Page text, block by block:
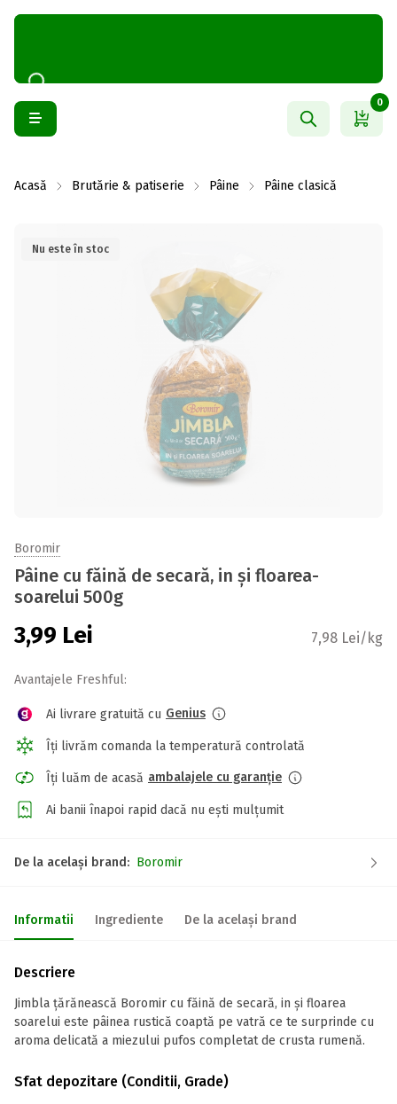
0
Acasă Brutărie & patiserie Pâine Pâine clasică
Nu este în stoc
Boromir
Pâine cu făină de secară, in și floarea-
soarelui 500g
3,99 Lei 7,98 Lei/kg
Avantajele Freshful:
Ai livrare gratuită cu Genius
Îți livrăm comanda la temperatură controlată
Îți luăm de acasă ambalajele cu garanție
Ai banii înapoi rapid dacă nu ești mulțumit
De la același brand: Boromir
Informatii Ingrediente De la același brand
Descriere
Jimbla țărănească Boromir cu făină de secară, in și floarea
soarelui este pâinea rustică coaptă pe vatră ce te surprinde cu
aroma delicată a miezului pufos completat de crusta rumenă.
Sfat depozitare (Conditii, Grade)